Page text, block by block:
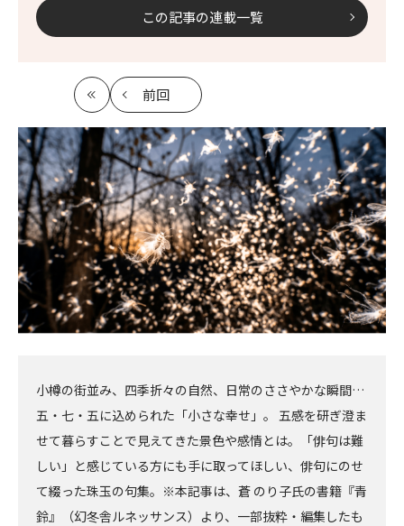
この記事の連載一覧
最
初
前回
記
事
へ
小樽の街並み、四季折々の自然、日常のささやかな瞬間…
五・七・五に込められた「小さな幸せ」。 五感を研ぎ澄ま
せて暮らすことで見えてきた景色や感情とは。「俳句は難
しい」と感じている方にも手に取ってほしい、俳句にのせ
て綴った珠玉の句集。※本記事は、蒼 のり子氏の書籍『青
鈴』（幻冬舎ルネッサンス）より、一部抜粋・編集したも